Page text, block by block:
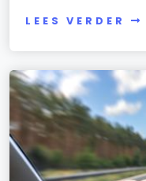
LEES VERDER